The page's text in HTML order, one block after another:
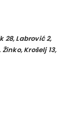
28, Labrović 2,
Krošelj 13,